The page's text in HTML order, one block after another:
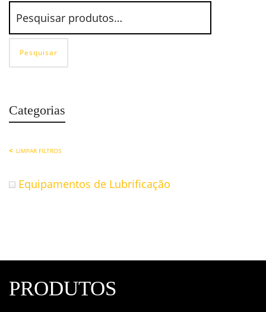
Pesquisar
Categorias
LIMPAR FILTROS
Equipamentos de Lubrificação
PRODUTOS